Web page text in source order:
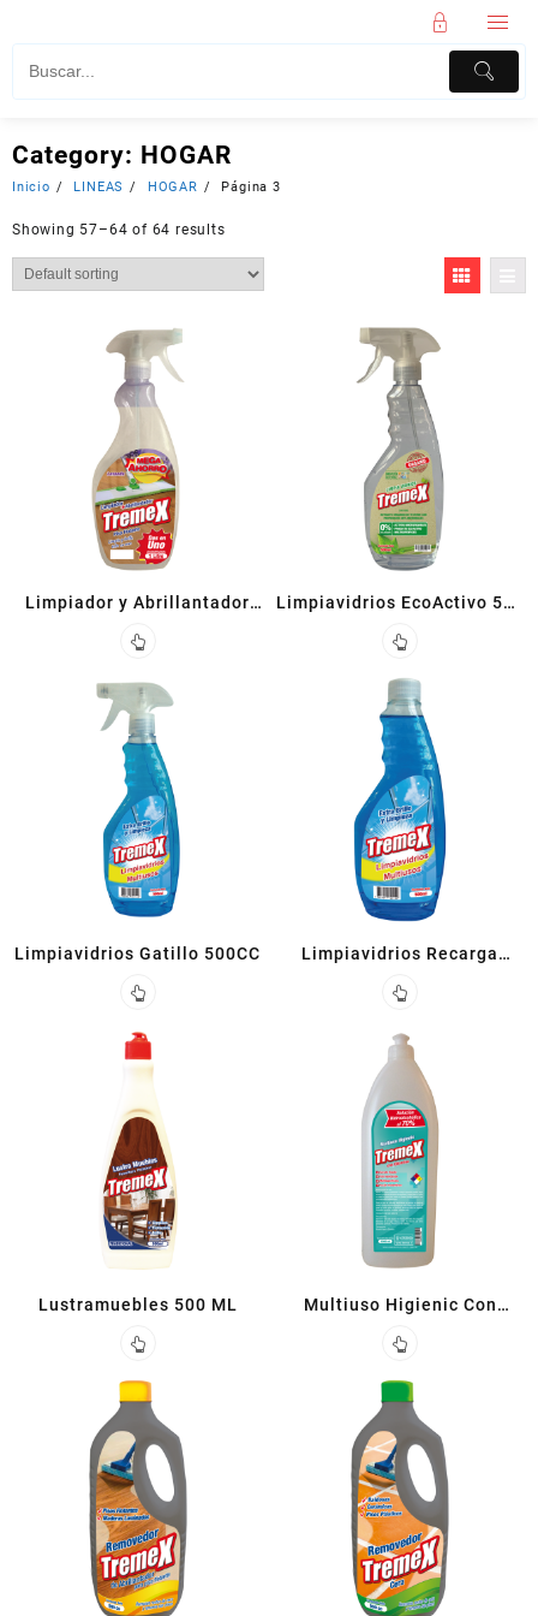
Category: HOGAR
Inicio LINEAS HOGAR Página 3
Showing 57–64 of 64 results
Limpiador y Abrillantador
Piso Flotante 1 L
Limpiavidrios EcoActivo 500
CC
Limpiavidrios Gatillo 500CC
Limpiavidrios Recarga
500CC
Lustramuebles 500 ML
Multiuso Higienic Con
Glicerina